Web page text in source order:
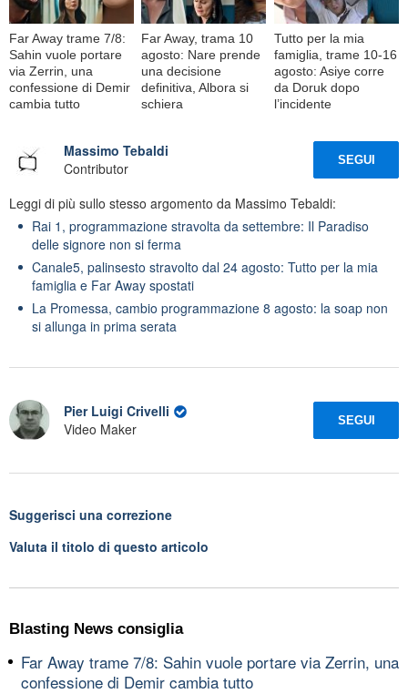
Far Away trame 7/8:
Sahin vuole portare
via Zerrin, una
confessione di Demir
cambia tutto
Far Away, trama 10
agosto: Nare prende
una decisione
definitiva, Albora si
schiera
Tutto per la mia
famiglia, trame 10-16
agosto: Asiye corre
da Doruk dopo
l’incidente
Massimo Tebaldi
Contributor
SEGUI
Leggi di più sullo stesso argomento da Massimo Tebaldi:
Rai 1, programmazione stravolta da settembre: Il Paradiso
delle signore non si ferma
Canale5, palinsesto stravolto dal 24 agosto: Tutto per la mia
famiglia e Far Away spostati
La Promessa, cambio programmazione 8 agosto: la soap non
si allunga in prima serata
Pier Luigi Crivelli
Video Maker
SEGUI
Suggerisci una correzione
Valuta il titolo di questo articolo
Blasting News consiglia
Far Away trame 7/8: Sahin vuole portare via Zerrin, una
confessione di Demir cambia tutto